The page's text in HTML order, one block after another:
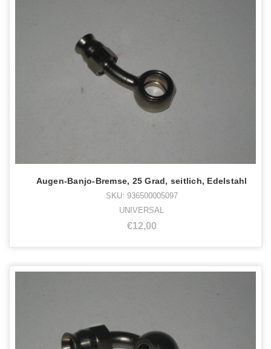
Augen-Banjo-Bremse, 25 Grad, seitlich, Edelstahl
SKU: 936500005097
UNIVERSAL
€12,00